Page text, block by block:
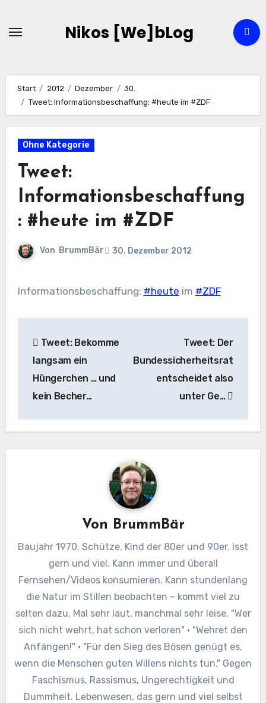
Nikos [We]bLog
Start 2012 Dezember
30.
Tweet: Informationsbeschaffung: #heute im #ZDF
Ohne Kategorie
Tweet:
Informationsbeschaffung
: #heute im #ZDF
Von BrummBär 30. Dezember 2012
Informationsbeschaffung: #heute im #ZDF
Tweet: Bekomme
langsam ein
Hüngerchen … und
kein Becher…
Tweet: Der
Bundessicherheitsrat
entscheidet also
unter Ge…
Von BrummBär
Baujahr 1970. Schütze. Kind der 80er und 90er. Isst
gern und viel. Kann immer und überall
Fernsehen/Videos konsumieren. Kann stundenlang
die Natur im Stillen beobachten – kommt viel zu
selten dazu. Mal sehr laut, manchmal sehr leise. "Wer
sich nicht wehrt, hat schon verloren" · "Wehret den
Anfängen!" · "Für den Sieg des Bösen genügt es,
wenn die Menschen guten Willens nichts tun." Gegen
Faschismus, Rassismus, Ungerechtigkeit und
Dummheit. Lebenwesen, das gern und viel selbst